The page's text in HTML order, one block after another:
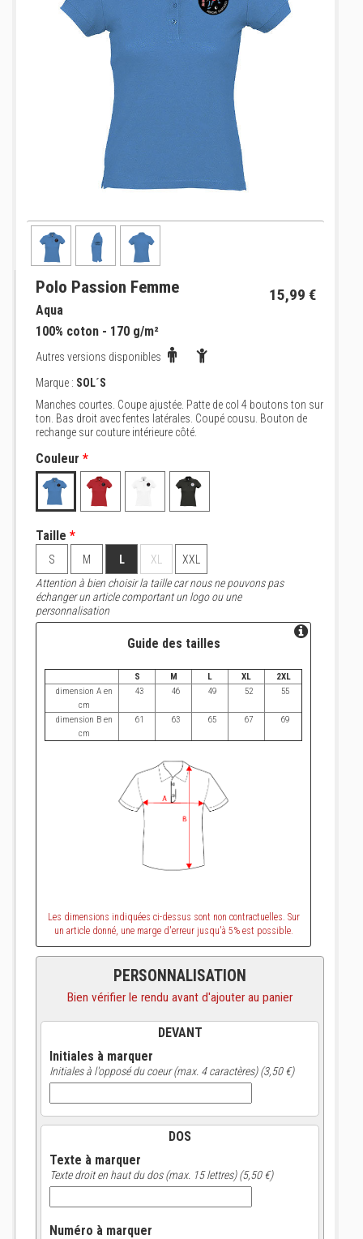
Informations
Polo Passion Femme 15,99 €
Aqua
100% coton - 170 g/m²
Autres versions disponibles
Marque : SOL´S
Manches courtes. Coupe ajustée. Patte de col 4 boutons ton sur
ton. Bas droit avec fentes latérales. Coupé cousu. Bouton de
rechange sur couture intérieure côté.
Couleur *
Taille *
S M L XL
XXL
Attention à bien choisir la taille car nous ne pouvons pas
échanger un article comportant un logo ou une
personnalisation
Guide des tailles
S M L XL
2XL
dimension A en
cm
43 46 49 52 55
dimension B en
cm
61 63 65 67 69
Les dimensions indiquées ci-dessus sont non contractuelles. Sur
un article donné, une marge d'erreur jusqu'à 5% est possible.
PERSONNALISATION
Bien vérifier le rendu avant d'ajouter au panier
DEVANT
Initiales à marquer
Initiales à l'opposé du coeur (max. 4 caractères) (3,50 €)
DOS
Texte à marquer
Texte droit en haut du dos (max. 15 lettres) (5,50 €)
Numéro à marquer